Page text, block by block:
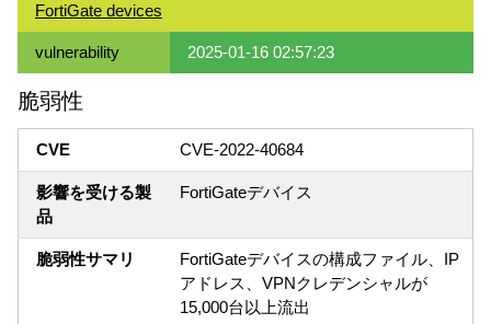
FortiGate devices
vulnerability 2025-01-16 02:57:23
脆弱性
CVE CVE-2022-40684
影響を受ける製
品
FortiGateデバイス
脆弱性サマリ
FortiGateデバイスの構成ファイル、IP
アドレス、VPNクレデンシャルが
15,000台以上流出